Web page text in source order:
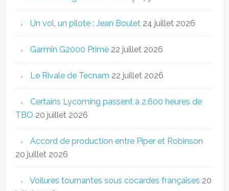
Un vol, un pilote : Jean Boulet 24 juillet 2026
Garmin G2000 Prime 22 juillet 2026
Le Rivale de Tecnam 22 juillet 2026
Certains Lycoming passent à 2.600 heures de
TBO 20 juillet 2026
Accord de production entre Piper et Robinson
20 juillet 2026
Voilures tournantes sous cocardes françaises 20